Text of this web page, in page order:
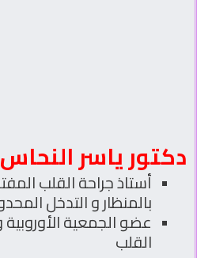
دكتور ياسر النحاس
أستاذ جراحة القلب
بالمنظار و التدخل
عضو الجمعية الأوروبية
القلب